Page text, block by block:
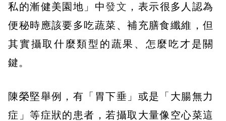
私的漸健美園地」中發文 ，表示很多人認為
便秘時應該要多吃蔬菜、補充膳食纖維，但
其實攝取什麼類型的蔬果、怎麼吃才是關
鍵。
陳榮堅舉例，有「胃下垂」或是「大腸無力
症」等症狀的患者，若攝取大量像空心菜這